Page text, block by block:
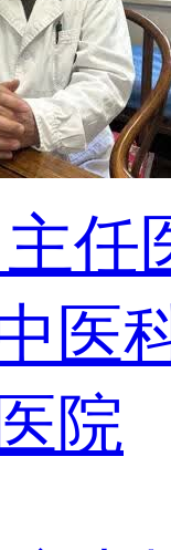
主任
医
院